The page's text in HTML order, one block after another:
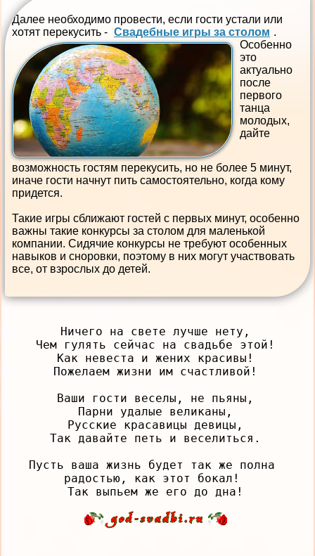
Далее необходимо провести, если гости устали или
хотят перекусить - Свадебные игры за столом .
Особенно
это
актуально
после
первого
танца
молодых,
дайте
возможность гостям перекусить, но не более 5 минут,
иначе гости начнут пить самостоятельно, когда кому
придется.
Такие игры сближают гостей с первых минут, особенно
важны такие конкурсы за столом для маленькой
компании. Сидячие конкурсы не требуют особенных
навыков и сноровки, поэтому в них могут участвовать
все, от взрослых до детей.
Ничего на свете лучше нету,
Чем гулять сейчас на свадьбе этой!
Как невеста и жених красивы!
Пожелаем жизни им счастливой!
Ваши гости веселы, не пьяны,
Парни удалые великаны,
Русские красавицы девицы,
Так давайте петь и веселиться.
Пусть ваша жизнь будет так же полна
радостью, как этот бокал!